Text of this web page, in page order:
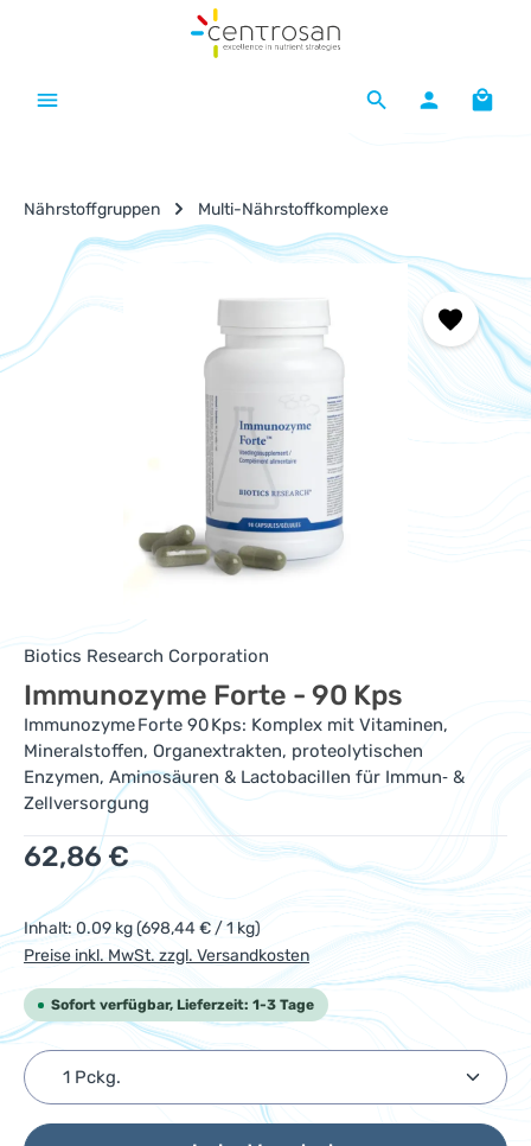
Zum Hauptinhalt springen
Nährstoffgruppen Multi-Nährstoffkomplexe
Bildergalerie überspringen
Biotics Research Corporation
Immunozyme Forte - 90 Kps
Immunozyme Forte 90 Kps: Komplex mit Vitaminen,
Mineralstoffen, Organextrakten, proteolytischen
Enzymen, Aminosäuren & Lactobacillen für Immun‑ &
Zellversorgung
Regulärer Preis:
62,86 €
Inhalt:0.09 kg(698,44 € / 1 kg)
Preise inkl. MwSt. zzgl. Versandkosten
Sofort verfügbar, Lieferzeit: 1-3 Tage
Produkt Anzahl: Gib den gewünschten Wert ein